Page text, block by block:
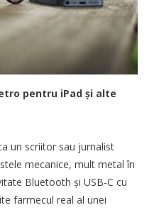
pentru iPad și alte
un scriitor sau jurnalist
mecanice, mult metal în
Bluetooth și USB-C cu
farmecul real al unei